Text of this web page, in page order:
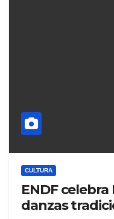
CULTURA
ENDF
danzas